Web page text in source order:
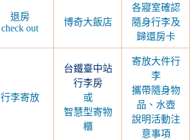
退房
check out
博奇大飯店
各寢室確認
隨身行李及
歸還房卡
行李寄放
台鐵臺中站
行李房
或
智慧型寄物
櫃
寄放大件行
李
攜帶隨身物
品、水壺
說明活動注
意事項